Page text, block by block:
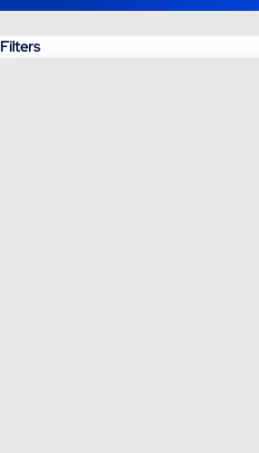
Filters